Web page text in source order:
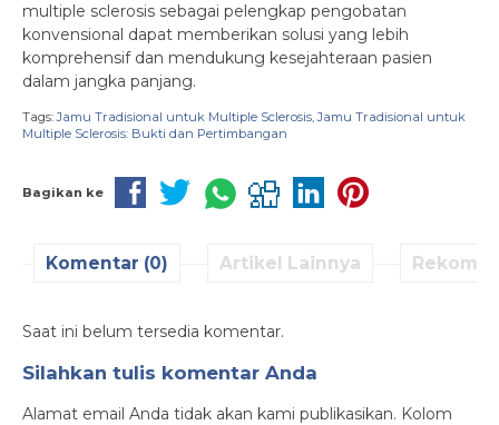
multiple sclerosis sebagai pelengkap pengobatan
konvensional dapat memberikan solusi yang lebih
komprehensif dan mendukung kesejahteraan pasien
dalam jangka panjang.
Tags:Jamu Tradisional untuk Multiple Sclerosis,Jamu Tradisional untuk
Multiple Sclerosis: Bukti dan Pertimbangan
Bagikan ke
Komentar (0) Artikel Lainnya
Saat ini belum tersedia komentar.
Silahkan tulis komentar Anda
Alamat email Anda tidak akan kami publikasikan. Kolom